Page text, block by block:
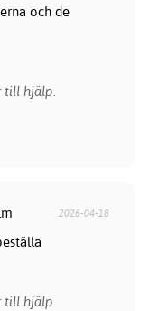
och de
till hjälp.
2026-04-18
till hjälp.